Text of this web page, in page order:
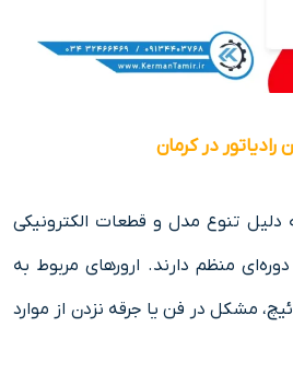
رادیاتور در کرمان
دلیل تنوع مدل و قطعات الکترونیکی
منظم دارند. ارورهای مربوط به
مشکل در فن یا جرقه نزدن از موارد